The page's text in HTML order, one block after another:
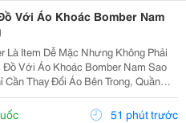
Với Áo Khoác Bomber Nam
Là Item Dễ Mặc Nhưng Không Phải
Đồ Với Áo Khoác Bomber Nam Sao
Cần Thay Đổi Áo Bên Trong, Quần
Có Thể Tạo Nên Nhiều Outfit Khác
Nhau Để Đi Làm, Dạo Phố Hay Gặp Gỡ Bạn Bè. Trong...
51 phút trước